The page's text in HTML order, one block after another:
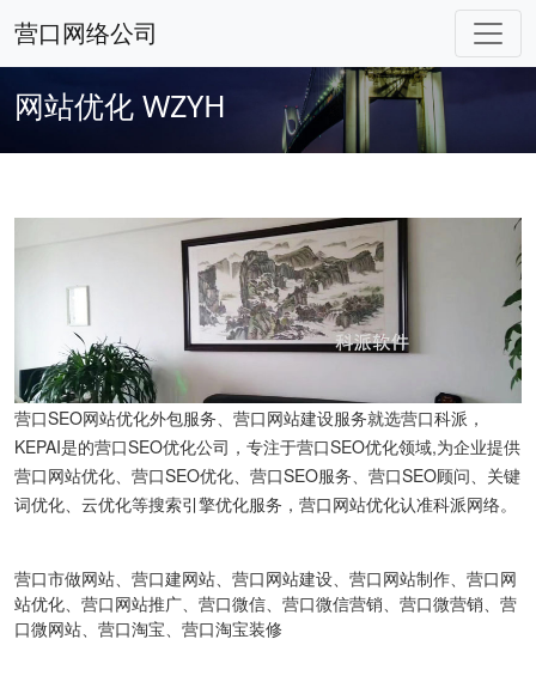
营口网络公司
网站优化 WZYH
营口SEO网站优化外包服务、营口网站建设服务就选营口科派，
KEPAI是的营口SEO优化公司，专注于营口SEO优化领域,为企业提供
营口网站优化、营口SEO优化、营口SEO服务、营口SEO顾问、关键
词优化、云优化等搜索引擎优化服务，营口网站优化认准科派网络。
营口市做网站、营口建网站、营口网站建设、营口网站制作、营口网
站优化、营口网站推广、营口微信、营口微信营销、营口微营销、营
口微网站、营口淘宝、营口淘宝装修